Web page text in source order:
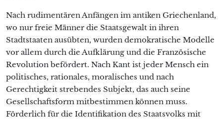
Nach rudimentären Anfängen im antiken Griechenland,
wo nur freie Männer die Staatsgewalt in ihren
Stadtstaaten ausübten, wurden demokratische Modelle
vor allem durch die Aufklärung und die Französische
Revolution befördert. Nach Kant ist jeder Mensch ein
politisches, rationales, moralisches und nach
Gerechtigkeit strebendes Subjekt, das auch seine
Gesellschaftsform mitbestimmen können muss.
Förderlich für die Identifikation des Staatsvolks mit